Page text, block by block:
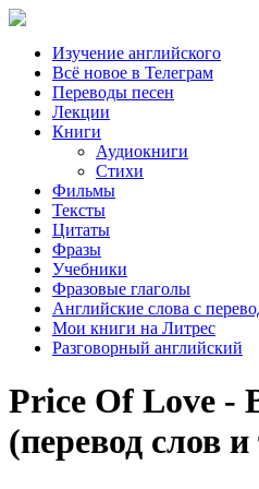
Изучение английского
Всё новое в Телеграм
Переводы песен
Лекции
Книги
Аудиокниги
Стихи
Фильмы
Тексты
Цитаты
Фразы
Учебники
Фразовые глаголы
Английские слова с
Мои книги на Литрес
Разговорный английский
Price Of Love -
(перевод слов